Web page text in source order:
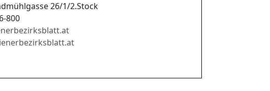
26/1/2.Stock
800